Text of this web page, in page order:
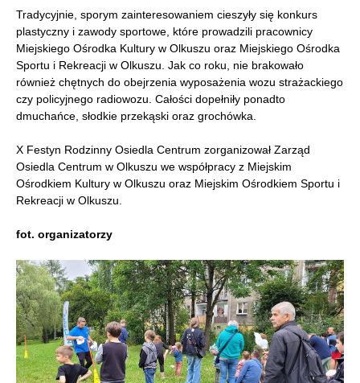
Tradycyjnie, sporym zainteresowaniem cieszyły się konkurs
plastyczny i zawody sportowe, które prowadzili pracownicy
Miejskiego Ośrodka Kultury w Olkuszu oraz Miejskiego Ośrodka
Sportu i Rekreacji w Olkuszu. Jak co roku, nie brakowało
również chętnych do obejrzenia wyposażenia wozu strażackiego
czy policyjnego radiowozu. Całości dopełniły ponadto
dmuchańce, słodkie przekąski oraz grochówka.
X Festyn Rodzinny Osiedla Centrum zorganizował Zarząd
Osiedla Centrum w Olkuszu we współpracy z Miejskim
Ośrodkiem Kultury w Olkuszu oraz Miejskim Ośrodkiem Sportu i
Rekreacji w Olkuszu.
fot. organizatorzy